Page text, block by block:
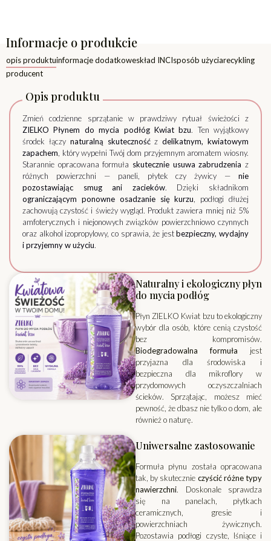
Informacje o produkcie
opis produktuinformacje dodatkoweskład INCIsposób użyciarecykling
producent
Opis produktu
Zmień codzienne sprzątanie w prawdziwy rytuał świeżości z
ZIELKO Płynem do mycia podłóg Kwiat bzu. Ten wyjątkowy
środek łączy naturalną skutecznośćzdelikatnym, kwiatowym
zapachem , który wypełni Twój dom przyjemnym aromatem wiosny.
Starannie opracowana formuła skutecznie usuwa zabrudzenia z
różnych powierzchni — paneli, płytek czy żywicy — nie
pozostawiając smug ani zacieków. Dzięki składnikom
ograniczającym ponowne osadzanie się kurzu , podłogi dłużej
zachowują czystość i świeży wygląd. Produkt zawiera mniej niż 5%
amfoterycznych i niejonowych związków powierzchniowo czynnych
oraz alkohol izopropylowy, co sprawia, że jestbezpieczny, wydajny
i przyjemny w użyciu.
Naturalny i ekologiczny płyn
do mycia podłóg
Płyn ZIELKO Kwiat bzu to ekologiczny
wybór dla osób, które cenią czystość
bez kompromisów.
Biodegradowalna formuła jest
przyjazna dla środowiska i
bezpieczna dla mikroflory w
przydomowych oczyszczalniach
ścieków. Sprzątając, możesz mieć
pewność, że dbasz nie tylko o dom, ale
również o naturę.
Uniwersalne zastosowanie
Formuła płynu została opracowana
tak, by skutecznie czyścić różne typy
nawierzchni. Doskonale sprawdza
się na panelach, płytkach
ceramicznych, gresie i
powierzchniach żywicznych.
Pozostawia podłogi czyste, lśniące i